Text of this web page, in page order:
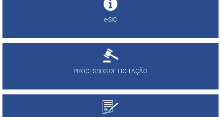
e-SIC
PROCESSOS DE LICITAÇÃO